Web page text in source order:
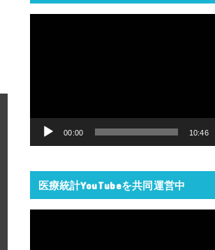
ヤ
00:00 10:46
医療統計YouTubeを共同運営中